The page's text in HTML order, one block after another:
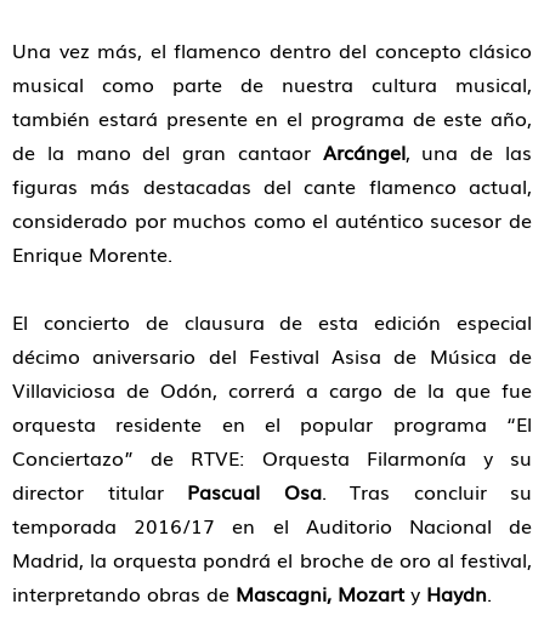
Una vez más, el flamenco dentro del concepto clásico
musical como parte de nuestra cultura musical,
también estará presente en el programa de este año,
de la mano del gran cantaor Arcángel, una de las
figuras más destacadas del cante flamenco actual,
considerado por muchos como el auténtico sucesor de
Enrique Morente.
El concierto de clausura de esta edición especial
décimo aniversario del Festival Asisa de Música de
Villaviciosa de Odón, correrá a cargo de la que fue
orquesta residente en el popular programa “El
Conciertazo” de RTVE: Orquesta Filarmonía y su
director titular Pascual Osa. Tras concluir su
temporada 2016/17 en el Auditorio Nacional de
Madrid, la orquesta pondrá el broche de oro al festival,
interpretando obras de Mascagni, Mozarty Haydn.